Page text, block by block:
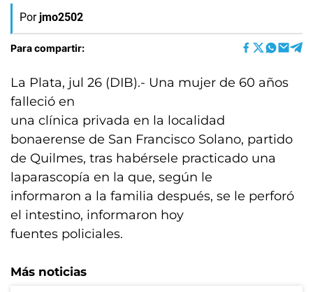
Por jmo2502
Para compartir:
La Plata, jul 26 (DIB).- Una mujer de 60 años
falleció en
una clínica privada en la localidad
bonaerense de San Francisco Solano, partido
de Quilmes, tras habérsele practicado una
laparascopía en la que, según le
informaron a la familia después, se le perforó
el intestino, informaron hoy
fuentes policiales.
Más noticias